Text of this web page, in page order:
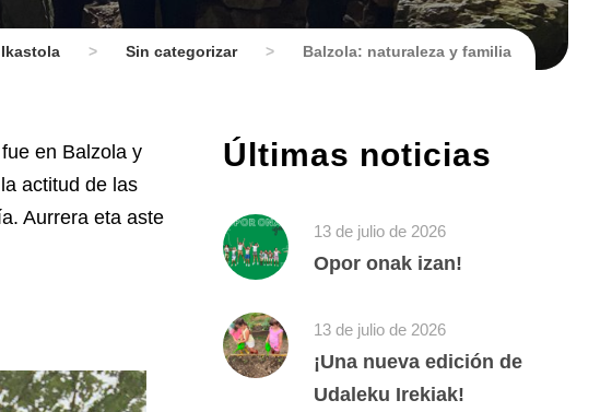
> Sin categorizar > Balzola: naturaleza y familia
en Balzola y
actitud de las
Aurrera eta aste
Últimas noticias
13 de julio de 2026
Opor onak izan!
13 de julio de 2026
¡Una nueva edición de
Udaleku Irekiak!